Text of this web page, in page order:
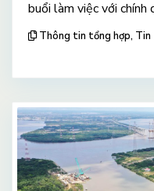
buổi làm việc với chính
Thông tin tổng hợp, Tin